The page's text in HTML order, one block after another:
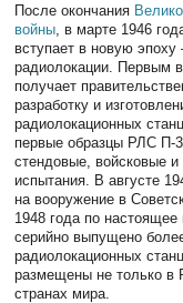
После окончания
войны , в марте 1946
вступает в новую эпоху
радиолокации. Первым
получает
разработку и
радиолокационных
первые образцы РЛС П-
стендовые, войсковые и
испытания. В августе
на вооружение в
1948 года по
серийно выпущено
радиолокационных
размещены не только в
странах мира.